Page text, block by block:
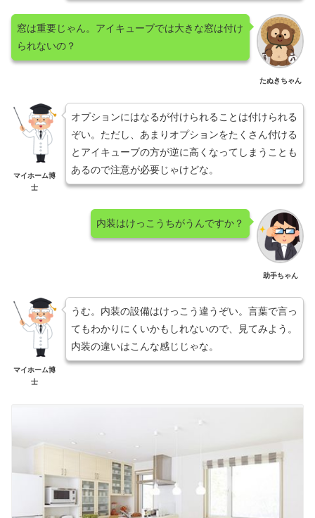
たぬきちゃん
窓は重要じゃん。アイキューブでは大きな窓は付け
られないの？
マイホーム博
士
オプションにはなるが付けられることは付けられる
ぞい。ただし、あまりオプションをたくさん付ける
とアイキューブの方が逆に高くなってしまうことも
あるので注意が必要じゃけどな。
助手ちゃん
内装はけっこうちがうんですか？
マイホーム博
士
うむ。内装の設備はけっこう違うぞい。言葉で言っ
てもわかりにくいかもしれないので、見てみよう。
内装の違いはこんな感じじゃな。